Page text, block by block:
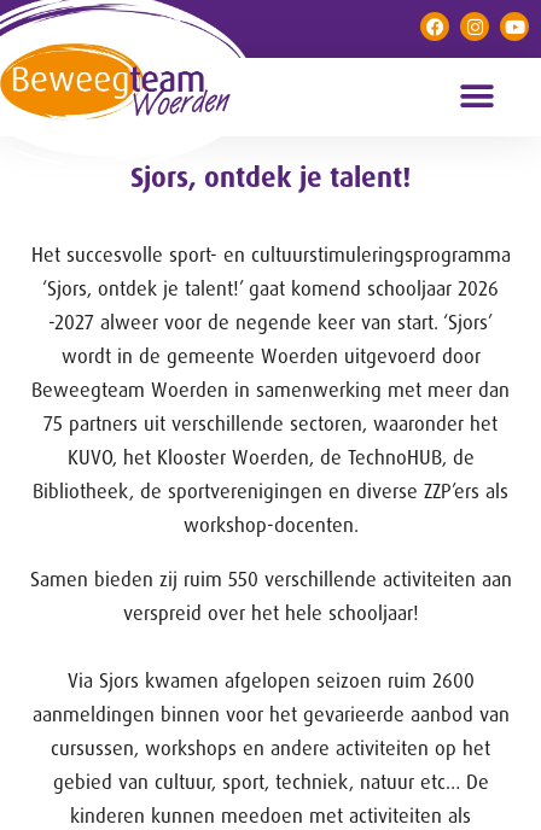
Sjors, ontdek je talent!
Het succesvolle sport- en cultuurstimuleringsprogramma
‘Sjors, ontdek je talent!’ gaat komend schooljaar 2026
-2027 alweer voor de negende keer van start. ‘Sjors’
wordt in de gemeente Woerden uitgevoerd door
Beweegteam Woerden in samenwerking met meer dan
75 partners uit verschillende sectoren, waaronder het
KUVO, het Klooster Woerden, de TechnoHUB, de
Bibliotheek, de sportverenigingen en diverse ZZP’ers als
workshop-docenten.
Samen bieden zij ruim 550 verschillende activiteiten aan
verspreid over het hele schooljaar!
Via Sjors kwamen afgelopen seizoen ruim 2600
aanmeldingen binnen voor het gevarieerde aanbod van
cursussen, workshops en andere activiteiten op het
gebied van cultuur, sport, techniek, natuur etc… De
kinderen kunnen meedoen met activiteiten als